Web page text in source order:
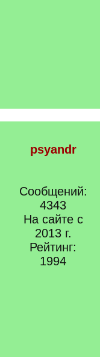
psyandr
Сообщений:
4343
На сайте с
2013 г.
Рейтинг:
1994